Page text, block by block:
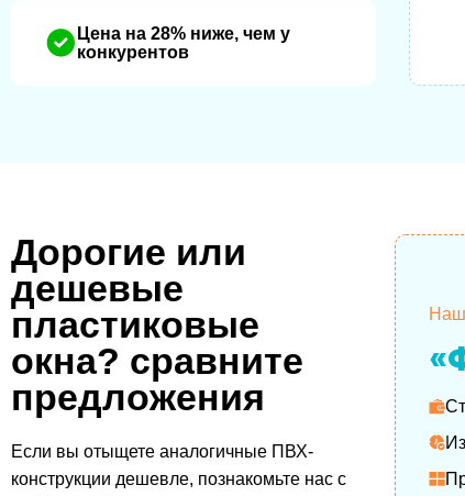
Цена на 28% ниже, чем у
конкурентов
Дорогие или
дешевые
пластиковые
окна? сравните
предложения
Если вы отыщете аналогичные ПВХ-
конструкции дешевле, познакомьте нас с